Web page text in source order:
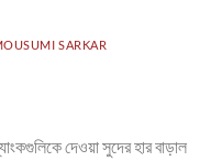
SARKAR
দেওয়া সুদের হার বাড়াল